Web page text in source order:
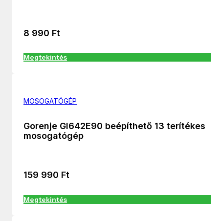
8 990 Ft
Megtekintés
MOSOGATÓGÉP
Gorenje GI642E90 beépíthető 13 terítékes
mosogatógép
159 990 Ft
Megtekintés